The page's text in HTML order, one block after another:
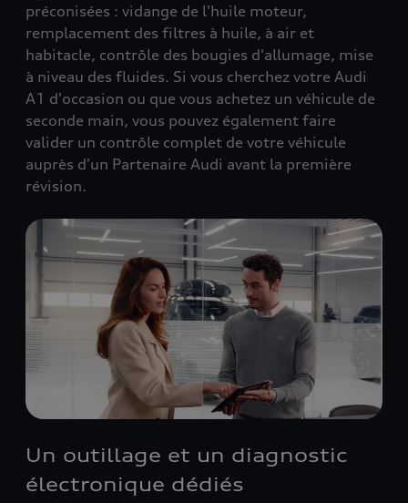
préconisées : vidange de l'huile moteur,
remplacement des filtres à huile, à air et
habitacle, contrôle des bougies d'allumage, mise
à niveau des fluides. Si vous cherchez votre Audi
A1 d'occasion ou que vous achetez un véhicule de
seconde main, vous pouvez également faire
valider un contrôle complet de votre véhicule
auprès d'un Partenaire Audi avant la première
révision.
Un outillage et un diagnostic
électronique dédiés